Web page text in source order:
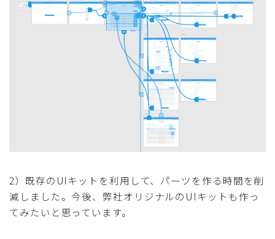
2）既存のUIキットを利用して、パーツを作る時間を削
減しました。今後、弊社オリジナルのUIキットも作っ
てみたいと思っています。